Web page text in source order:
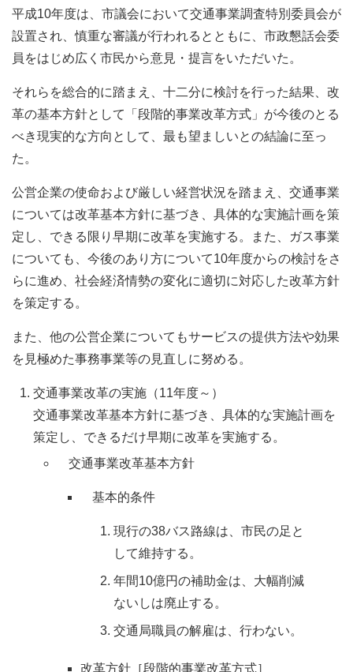
平成10年度は、市議会において交通事業調査特別委員会が
設置され、慎重な審議が行われるとともに、市政懇話会委
員をはじめ広く市民から意見・提言をいただいた。
それらを総合的に踏まえ、十二分に検討を行った結果、改
革の基本方針として「段階的事業改革方式」が今後のとる
べき現実的な方向として、最も望ましいとの結論に至っ
た。
公営企業の使命および厳しい経営状況を踏まえ、交通事業
については改革基本方針に基づき、具体的な実施計画を策
定し、できる限り早期に改革を実施する。また、ガス事業
についても、今後のあり方について10年度からの検討をさ
らに進め、社会経済情勢の変化に適切に対応した改革方針
を策定する。
また、他の公営企業についてもサービスの提供方法や効果
を見極めた事務事業等の見直しに努める。
交通事業改革の実施（11年度～）
交通事業改革基本方針に基づき、具体的な実施計画を
策定し、できるだけ早期に改革を実施する。
交通事業改革基本方針
基本的条件
現行の38バス路線は、市民の足と
して維持する。
年間10億円の補助金は、大幅削減
ないしは廃止する。
交通局職員の解雇は、行わない。
改革方針［段階的事業改革方式］